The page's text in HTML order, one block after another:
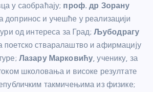
у саобраћају; проф. др Зорану
допринос и учешће у реализацији
од интереса за Град; Љубодрагу
поетско стваралаштво и афирмацију
Лазару Марковићу, ученику, за
школовања и високе резултате
такмичењима из физике;